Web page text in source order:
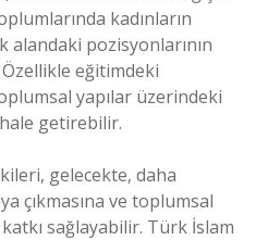
kadınların
alandaki pozisyonlarının
eğitimdeki
yapılar üzerindeki
getirebilir.
gelecekte, daha
çıkmasına ve toplumsal
sağlayabilir. Türk İslam